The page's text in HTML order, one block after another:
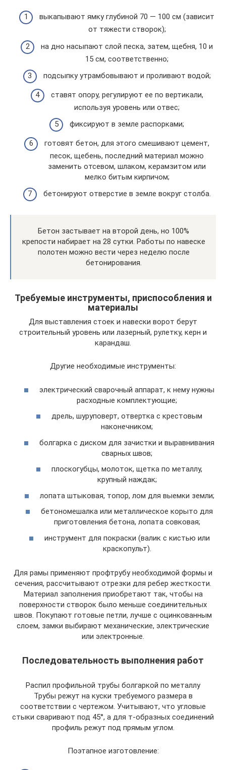
выкапывают ямку глубиной 70 — 100 см (зависит
от тяжести створок);
на дно насыпают слой песка, затем, щебня, 10 и
15 см, соответственно;
подсыпку утрамбовывают и проливают водой;
ставят опору, регулируют ее по вертикали,
используя уровень или отвес;
фиксируют в земле распорками;
готовят бетон, для этого смешивают цемент,
песок, щебень, последний материал можно
заменить отсевом, шлаком, керамзитом или
мелко битым кирпичом;
бетонируют отверстие в земле вокруг столба.
Бетон застывает на второй день, но 100%
крепости набирает на 28 сутки. Работы по навеске
полотен можно вести через неделю после
бетонирования.
Требуемые инструменты, приспособления и
материалы
Для выставления стоек и навески ворот берут
строительный уровень или лазерный, рулетку, керн и
карандаш.
Другие необходимые инструменты:
электрический сварочный аппарат, к нему нужны
расходные комплектующие;
дрель, шуруповерт, отвертка с крестовым
наконечником;
болгарка с диском для зачистки и выравнивания
сварных швов;
плоскогубцы, молоток, щетка по металлу,
крупный наждак;
лопата штыковая, топор, лом для выемки земли;
бетономешалка или металлическое корыто для
приготовления бетона, лопата совковая;
инструмент для покраски (валик с кистью или
краскопульт).
Для рамы применяют профтрубу необходимой формы и
сечения, рассчитывают отрезки для ребер жесткости.
Материал заполнения приобретают так, чтобы на
поверхности створок было меньше соединительных
швов. Покупают готовые петли, лучше с оцинкованным
слоем, замки выбирают механические, электрические
или электронные.
Последовательность выполнения работ
Распил профильной трубы болгаркой по металлу
Трубы режут на куски требуемого размера в
соответствии с чертежом. Учитывают, что угловые
стыки сваривают под 45°, а для т-образных соединений
профиль режут под прямым углом.
Поэтапное изготовление: